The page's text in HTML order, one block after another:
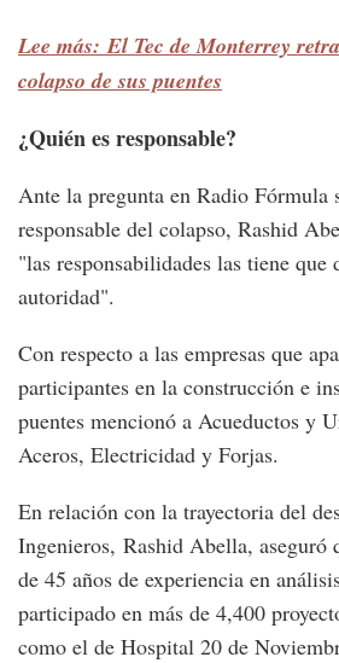
Lee más: El Tec de Monterrey
colapso de sus puentes
¿Quién es responsable?
Ante la pregunta en Radio Fórmula
responsable del colapso, Rashid
"las responsabilidades las tiene que
autoridad".
Con respecto a las empresas que
participantes en la construcción e
puentes mencionó a Acueductos y
Aceros, Electricidad y Forjas.
En relación con la trayectoria del
Ingenieros, Rashid Abella, aseguró
de 45 años de experiencia en
participado en más de 4,400
como el de Hospital 20 de